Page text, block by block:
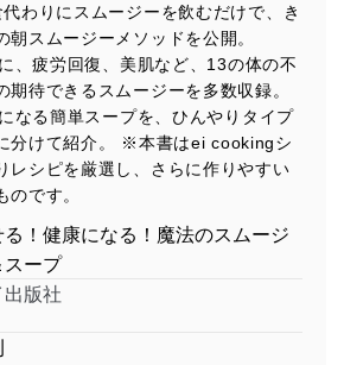
わりにスムージーを飲むだけで、き
朝スムージーメソッドを公開。
、疲労回復、美肌など、13の体の不
期待できるスムージーを多数収録。
なる簡単スープを、ひんやりタイプ
分けて紹介。 ※本書はei cookingシ
レシピを厳選し、さらに作りやすい
のです。
る！健康になる！魔法のスムージ
スープ
出版社